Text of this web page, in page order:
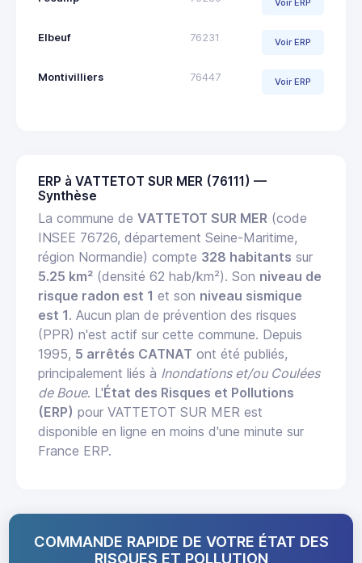
Voir ERP
Elbeuf 76231 Voir ERP
Montivilliers 76447 Voir ERP
ERP à VATTETOT SUR MER (76111) —
Synthèse
La commune de VATTETOT SUR MER (code
INSEE 76726, département Seine-Maritime,
région Normandie) compte 328 habitants sur
5.25 km² (densité 62 hab/km²). Son niveau de
risque radon est 1 et son niveau sismique
est 1. Aucun plan de prévention des risques
(PPR) n'est actif sur cette commune. Depuis
1995, 5 arrêtés CATNAT ont été publiés,
principalement liés à Inondations et/ou Coulées
de Boue. L'État des Risques et Pollutions
(ERP) pour VATTETOT SUR MER est
disponible en ligne en moins d'une minute sur
France ERP.
COMMANDE RAPIDE DE VOTRE ÉTAT DES
RISQUES ET POLLUTION